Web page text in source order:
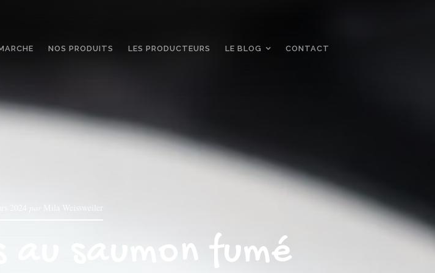
NOS PRODUITS LES PRODUCTEURS LE BLOG CONTACT
Mila Weissweiler
au saumon fumé